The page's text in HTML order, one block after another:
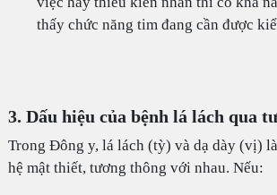
thấy chức năng tim đang cần được
3. Dấu hiệu của bệnh lá lách qua
Trong Đông y, lá lách (tỳ) và dạ dày (vị)
hệ mật thiết, tương thông với nhau. Nếu: